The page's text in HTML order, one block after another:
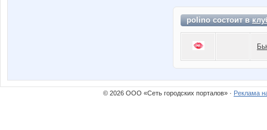
polino состоит в
© 2026 ООО «Сеть городских порталов» · Реклама